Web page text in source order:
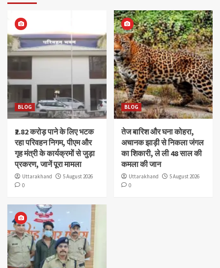
BLOG
₹2.82 करोड़ पाने के लिए भटक
रहा परिवहन निगम, पीएम और
गृह मंत्री के कार्यक्रमों से जुड़ा
प्रकरण, जानें पूरा मामला
Uttarakhand
5 August 2026
0
BLOG
तेज बारिश और घना कोहरा,
अचानक झाड़ी से निकला जंगल
का शिकारी, ले ली 48 साल की
कमला की जान
Uttarakhand
5 August 2026
0